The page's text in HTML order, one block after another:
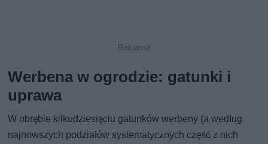
Werbena w ogrodzie: gatunki i
uprawa
W obrębie kilkudziesięciu gatunków werbeny (a według
najnowszych podziałów systematycznych część z nich